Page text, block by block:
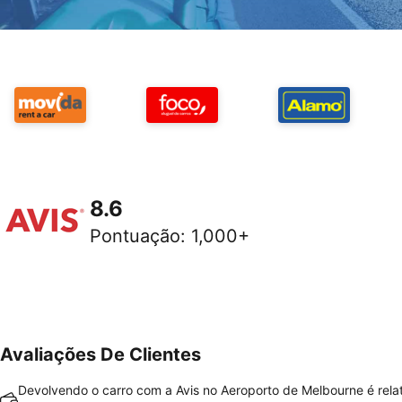
8.6
Pontuação: 1,000+
Avaliações De Clientes
Devolvendo o carro com a Avis no Aeroporto de Melbourne é